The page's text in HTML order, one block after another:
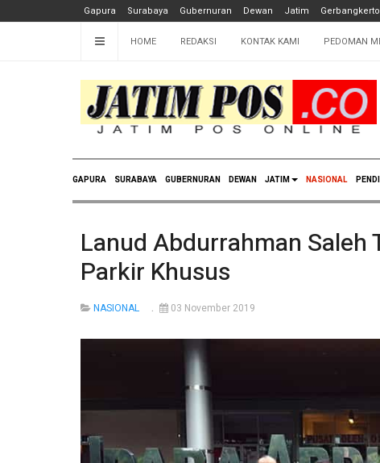
Gapura Surabaya Gubernuran Dewan Jatim
HOME REDAKSI KONTAK KAMI PEDOMAN
GAPURA SURABAYA GUBERNURAN DEWAN JATIM NASIONAL
Lanud Abdurrahman
Parkir Khusus
NASIONAL 03 November 2019